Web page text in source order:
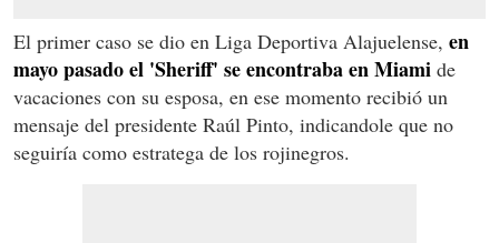
El primer caso se dio en Liga Deportiva Alajuelense, en
mayo pasado el 'Sheriff' se encontraba en Miami de
vacaciones con su esposa, en ese momento recibió un
mensaje del presidente Raúl Pinto, indicandole que no
seguiría como estratega de los rojinegros.